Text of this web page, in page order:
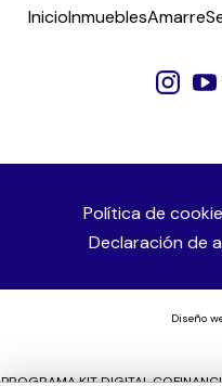
InicioInmueblesAmarre
Política de
Declaración de
Diseño
PROGRAMA KIT DIGITAL